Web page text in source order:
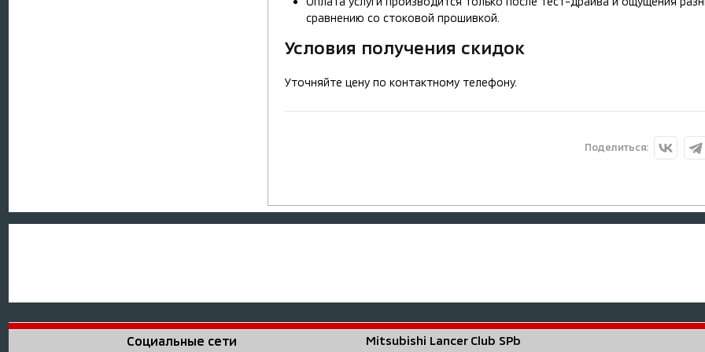
сравнению со стоковой прошивкой.
Условия получения скидок
Уточняйте цену по контактному телефону.
Поделиться:
Социальные сети Mitsubishi Lancer Club SPb